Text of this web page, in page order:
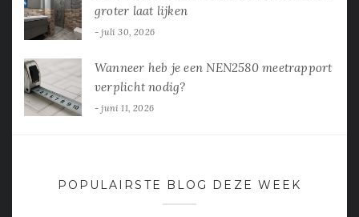
groter laat lijken
juli 30, 2026
Wanneer heb je een NEN2580 meetrapport
verplicht nodig?
juni 11, 2026
POPULAIRSTE BLOG DEZE WEEK